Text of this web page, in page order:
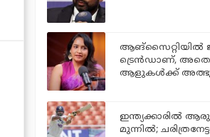
ആങ്സൈറ്റിയിൽ
ട്രെൻഡാണ്,
ആളുകൾക്ക്
ഇന്ത്യക്കാരില്‍
മുന്നില്‍;